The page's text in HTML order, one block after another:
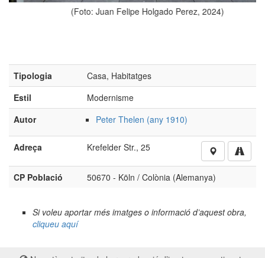
(Foto: Juan Felipe Holgado Perez, 2024)
Tipologia
Casa, Habitatges
Estil
Modernisme
Autor
Peter Thelen (any 1910)
Adreça Krefelder Str., 25
CP Població 50670 - Köln / Colònia (Alemanya)
Si voleu aportar més imatges o informació d’aquest obra,
cliqueu aquí